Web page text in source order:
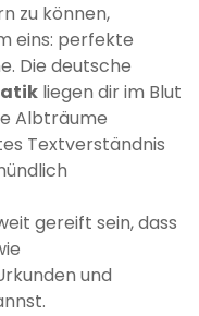
zu können,
eins: perfekte
Die deutsche
liegen dir im Blut
Albträume
Textverständnis
gereift sein, dass
und